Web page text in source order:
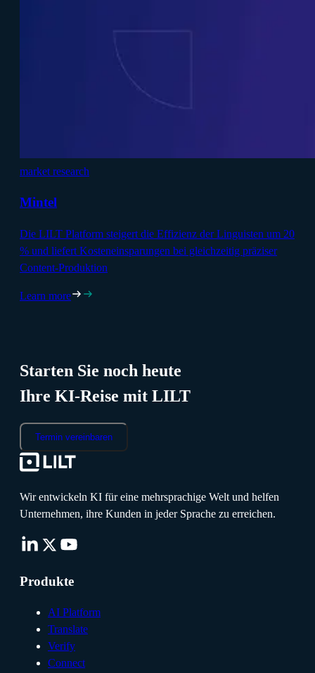
market research
Mintel
Die LILT Platform steigert die Effizienz der Linguisten um 20
% und liefert Kosteneinsparungen bei gleichzeitig präziser
Content-Produktion
Learn more
Starten Sie noch heute
Ihre KI-Reise mit LILT
Termin vereinbaren
Wir entwickeln KI für eine mehrsprachige Welt und helfen
Unternehmen, ihre Kunden in jeder Sprache zu erreichen.
Produkte
AI Platform
Translate
Verify
Connect